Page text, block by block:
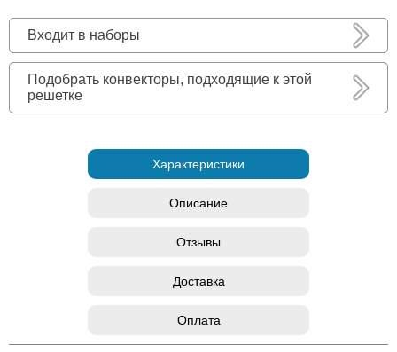
Входит в наборы
Подобрать конвекторы, подходящие к этой
решетке
Характеристики
Описание
Отзывы
Доставка
Оплата